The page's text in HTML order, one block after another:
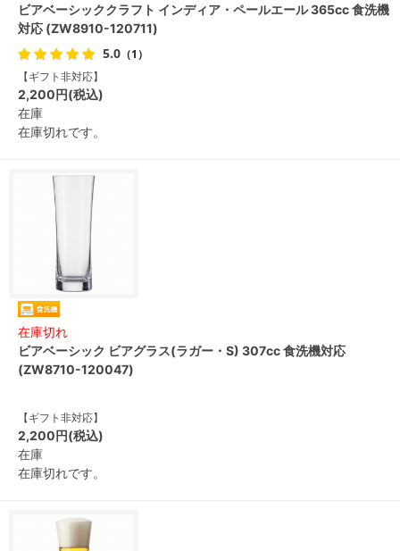
ビアベーシッククラフト インディア・ペールエール 365cc 食洗機
対応 (ZW8910-120711)
5.0 （1）
【ギフト非対応】
2,200円(税込)
在庫
在庫切れです。
在庫切れ
ビアベーシック ビアグラス(ラガー・S) 307cc 食洗機対応
(ZW8710-120047)
【ギフト非対応】
2,200円(税込)
在庫
在庫切れです。